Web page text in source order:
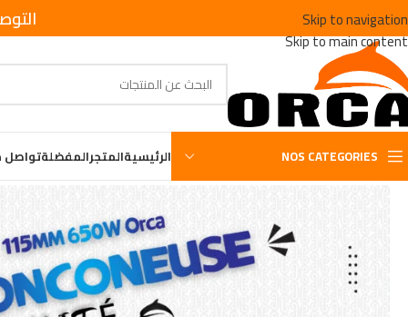
Skip to navigation
Skip to main content
NOS CATEGORIES الرئيسيةالمتجرالمفضلةتواصل